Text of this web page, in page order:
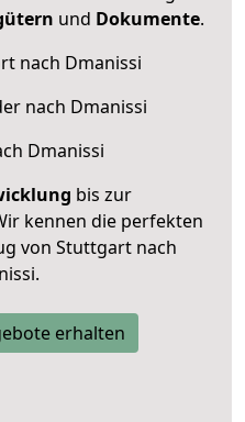
und Dokumente.
nach Dmanissi
nach Dmanissi
Dmanissi
bis zur
kennen die perfekten
von Stuttgart nach
erhalten